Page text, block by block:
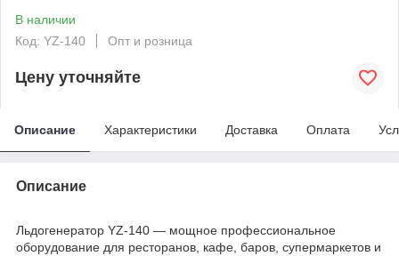
В наличии
Код: YZ-140
Опт и розница
Цену уточняйте
Описание Характеристики Доставка Оплата
Описание
Льдогенератор YZ-140 — мощное профессиональное
оборудование для ресторанов, кафе, баров, супермаркетов и